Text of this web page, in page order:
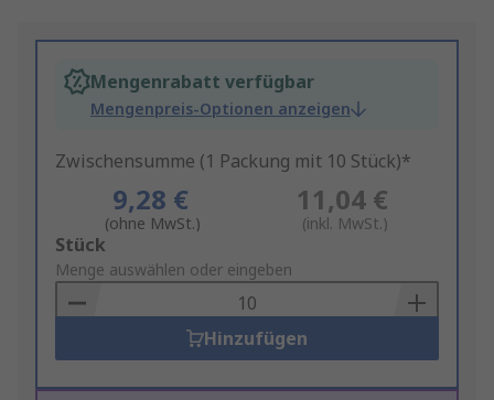
Mengenrabatt verfügbar
Mengenpreis-Optionen anzeigen
Zwischensumme (1 Packung mit 10 Stück)*
9,28 €
(ohne MwSt.)
11,04 €
(inkl. MwSt.)
Add
to
Basket
Stück
Menge auswählen oder eingeben
Hinzufügen